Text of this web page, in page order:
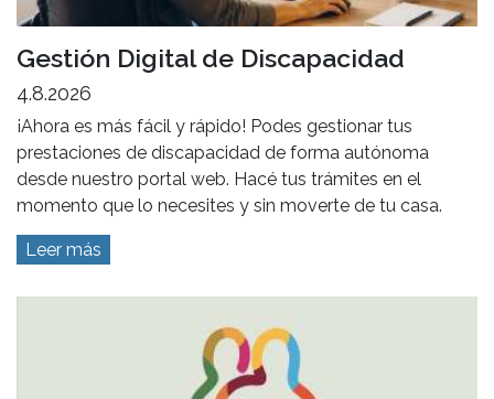
Gestión Digital de Discapacidad
4.8.2026
¡Ahora es más fácil y rápido! Podes gestionar tus
prestaciones de discapacidad de forma autónoma
desde nuestro portal web. Hacé tus trámites en el
momento que lo necesites y sin moverte de tu casa.
Leer más